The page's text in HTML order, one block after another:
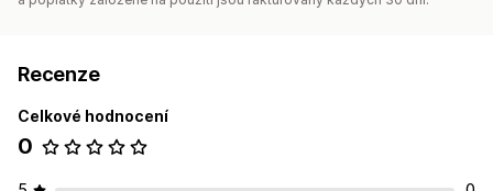
Recenze
Celkové hodnocení
0